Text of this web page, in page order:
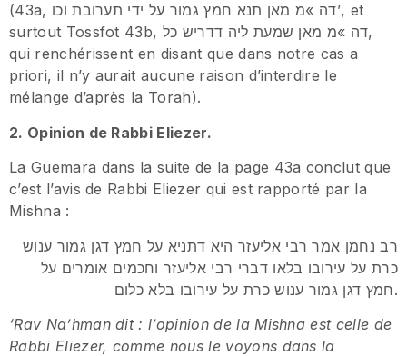
(43a, דה »מ מאן תנא חמץ גמור על ידי תערובת וכו’, et
surtout Tossfot 43b, דה »מ מאן שמעת ליה דדריש כל,
qui renchérissent en disant que dans notre cas a
priori, il n’y aurait aucune raison d’interdire le
mélange d’après la Torah).
2. Opinion de Rabbi Eliezer.
La Guemara dans la suite de la page 43a conclut que
c’est l’avis de Rabbi Eliezer qui est rapporté par la
Mishna :
רב נחמן אמר רבי אליעזר היא דתניא על חמץ דגן גמור ענוש
כרת על עירובו בלאו דברי רבי אליעזר וחכמים אומרים על
חמץ דגן גמור ענוש כרת על עירובו בלא כלום.
‘Rav Na’hman dit : l’opinion de la Mishna est celle de
Rabbi Eliezer, comme nous le voyons dans la